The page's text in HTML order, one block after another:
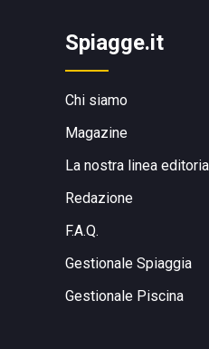
Spiagge.it
Chi siamo
Magazine
La nostra linea
Redazione
F.A.Q.
Gestionale Spiaggia
Gestionale Piscina